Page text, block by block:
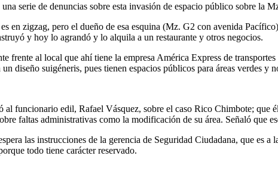
serie de denuncias sobre esta invasión de espacio público sobre la
en zigzag, pero el dueño de esa esquina (Mz. G2 con avenida
y hoy lo agrandó y lo alquila a un restaurante y otros negocios.
frente al local que ahí tiene la empresa América Express de
diseño suigéneris, pues tienen espacios públicos para áreas verdes y
funcionario edil, Rafael Vásquez, sobre el caso Rico Chimbote; que
faltas administrativas como la modificación de su área. Señaló que
las instrucciones de la gerencia de Seguridad Ciudadana, que es
todo tiene carácter reservado.